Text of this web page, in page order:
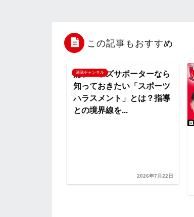
b
o
k
t
r
n
この記事もおすすめ
浦議チャンネル
浦和レッズサポーターなら
知っておきたい「スポーツ
ハラスメント」とは？指導
との境界線を...
2026年7月22日